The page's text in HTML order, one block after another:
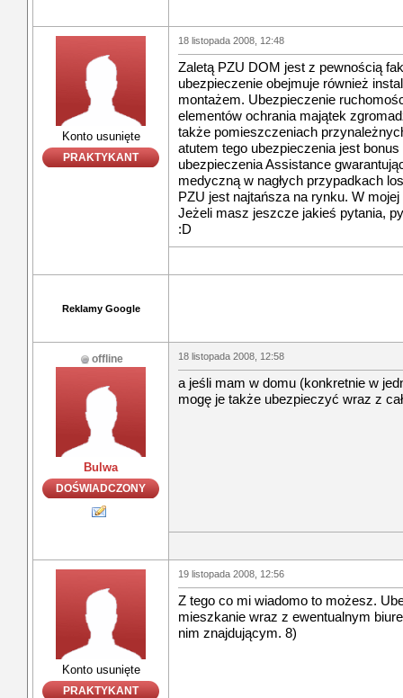
Konto usunięte
PRAKTYKANT
18 listopada 2008, 12:48
Zaletą PZU DOM jest z pewnością
ubezpieczenie obejmuje również
montażem. Ubezpieczenie
elementów ochrania majątek
także pomieszczeniach
atutem tego ubezpieczenia jest bonus
ubezpieczenia Assistance
medyczną w nagłych przypadkach
PZU jest najtańsza na rynku. W
Jeżeli masz jeszcze jakieś pytania,
:D
Reklamy Google
offline
Bulwa
DOŚWIADCZONY
18 listopada 2008, 12:58
a jeśli mam w domu (konkretnie w
mogę je także ubezpieczyć wraz z
Konto usunięte
PRAKTYKANT
19 listopada 2008, 12:56
Z tego co mi wiadomo to możesz.
mieszkanie wraz z ewentualnym
nim znajdującym. 8)